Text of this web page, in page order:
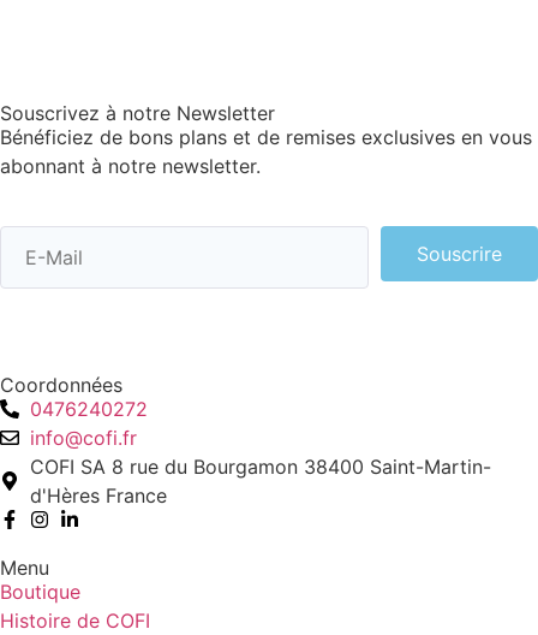
Souscrivez à notre Newsletter
Bénéficiez de bons plans et de remises exclusives en vous
abonnant à notre newsletter.
Souscrire
Coordonnées
0476240272
info@cofi.fr
COFI SA 8 rue du Bourgamon 38400 Saint-Martin-
d'Hères France
Menu
Boutique
Histoire de COFI